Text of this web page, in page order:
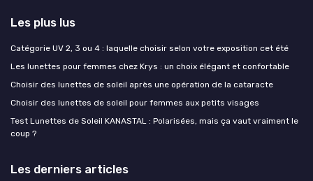
Les plus lus
Catégorie UV 2, 3 ou 4 : laquelle choisir selon votre exposition cet été
Les lunettes pour femmes chez Krys : un choix élégant et confortable
Choisir des lunettes de soleil après une opération de la cataracte
Choisir des lunettes de soleil pour femmes aux petits visages
Test Lunettes de Soleil KANASTAL : Polarisées, mais ça vaut vraiment le
coup ?
Les derniers articles